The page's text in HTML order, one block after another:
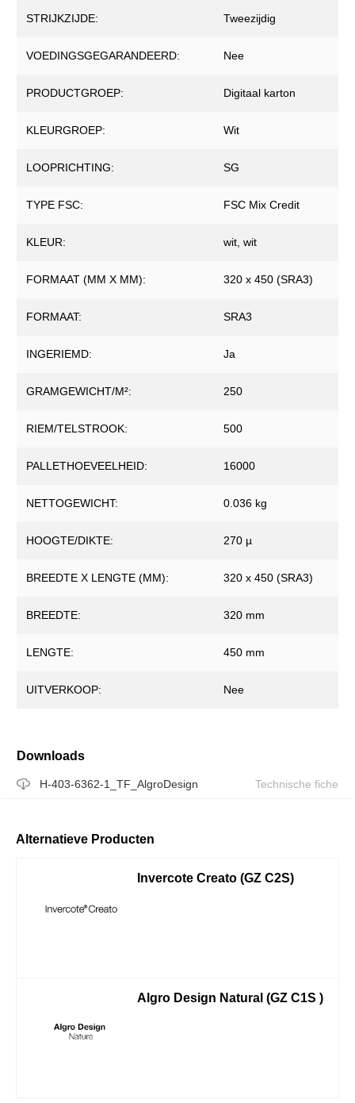
STRIJKZIJDE: Tweezijdig
VOEDINGSGEGARANDEERD: Nee
PRODUCTGROEP: Digitaal karton
KLEURGROEP: Wit
LOOPRICHTING: SG
TYPE FSC: FSC Mix Credit
KLEUR: wit , wit
FORMAAT (MM X MM): 320 x 450 (SRA3)
FORMAAT: SRA3
INGERIEMD: Ja
GRAMGEWICHT/M²: 250
RIEM/TELSTROOK: 500
PALLETHOEVEELHEID: 16000
NETTOGEWICHT: 0.036 kg
HOOGTE/DIKTE: 270 µ
BREEDTE X LENGTE (MM): 320 x 450 (SRA3)
BREEDTE: 320 mm
LENGTE: 450 mm
UITVERKOOP: Nee
Downloads
H-403-6362-1_TF_AlgroDesign Technische fiche
Alternatieve Producten
Invercote Creato (GZ C2S)
Algro Design Natural (GZ C1S )